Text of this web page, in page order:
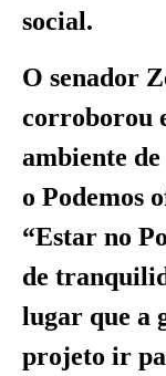
social.
O senador
corroborou
ambiente
o Podemos
“Estar no
de
lugar que a
projeto ir